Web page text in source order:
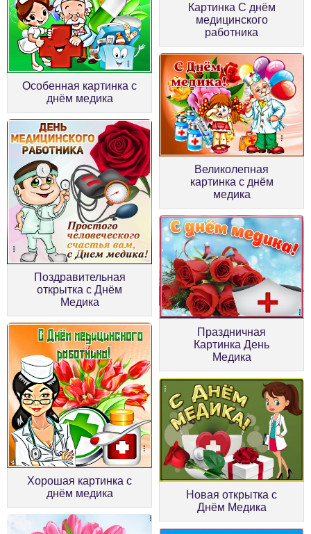
Особенная картинка с
днём медика
Картинка С днём
медицинского
работника
Поздравительная
открытка с Днём
Медика
Великолепная
картинка с днём
медика
Хорошая картинка с
днём медика
Праздничная
Картинка День
Медика
Новая открытка с
Днём Медика